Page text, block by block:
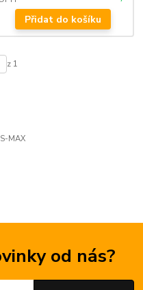
S-MAX
Přidat do košíku
z 1
od nás?